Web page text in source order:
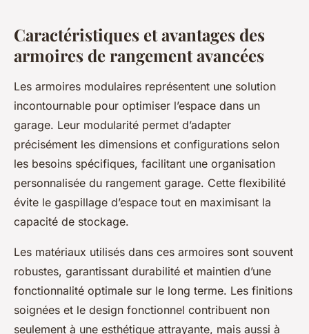
Caractéristiques et avantages des
armoires de rangement avancées
Les armoires modulaires représentent une solution
incontournable pour optimiser l’espace dans un
garage. Leur modularité permet d’adapter
précisément les dimensions et configurations selon
les besoins spécifiques, facilitant une organisation
personnalisée du rangement garage. Cette flexibilité
évite le gaspillage d’espace tout en maximisant la
capacité de stockage.
Les matériaux utilisés dans ces armoires sont souvent
robustes, garantissant durabilité et maintien d’une
fonctionnalité optimale sur le long terme. Les finitions
soignées et le design fonctionnel contribuent non
seulement à une esthétique attrayante, mais aussi à